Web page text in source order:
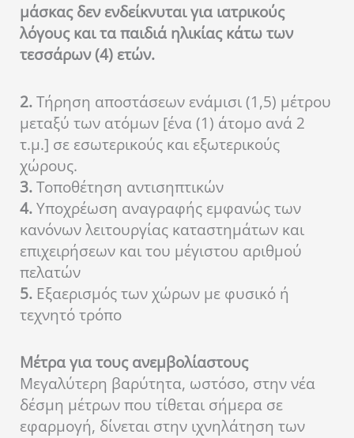
μάσκας δεν ενδείκνυται για ιατρικούς
λόγους και τα παιδιά ηλικίας κάτω των
τεσσάρων (4) ετών.
2.Τήρηση αποστάσεων ενάμισι (1,5) μέτρου
μεταξύ των ατόμων [ένα (1) άτομο ανά 2
τ.μ.] σε εσωτερικούς και εξωτερικούς
χώρους.
3.Τοποθέτηση αντισηπτικών
4.Υποχρέωση αναγραφής εμφανώς των
κανόνων λειτουργίας καταστημάτων και
επιχειρήσεων και του μέγιστου αριθμού
πελατών
5. Εξαερισμός των χώρων με φυσικό ή
τεχνητό τρόπο
Μέτρα για τους ανεμβολίαστους
Μεγαλύτερη βαρύτητα, ωστόσο, στην νέα
δέσμη μέτρων που τίθεται σήμερα σε
εφαρμογή, δίνεται στην ιχνηλάτηση των